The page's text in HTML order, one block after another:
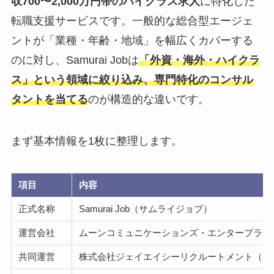
転職支援サービスです。一般的な総合型エージェ
ントが「業種・年齢・地域」を幅広くカバーする
のに対し、Samurai Jobは「外資・海外・ハイクラ
ス」という領域に絞り込み、専門特化のコンサル
タントを当てるのが構造的な違いです。
まず基本情報を1枚に整理します。
項目 内容
正式名称 Samurai Job（サムライジョブ）
運営会社 ムーンコミュニケーションズ・エンタープラ
共同運営 株式会社ジェイエイシーリクルートメント（